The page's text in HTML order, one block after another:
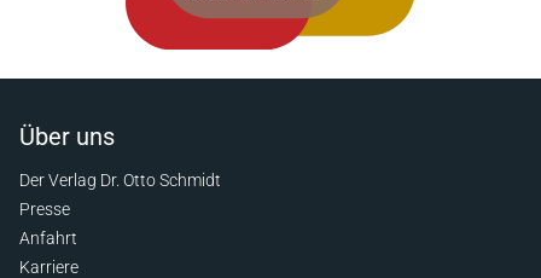
Über uns
Der Verlag Dr. Otto Schmidt
Presse
Anfahrt
Karriere